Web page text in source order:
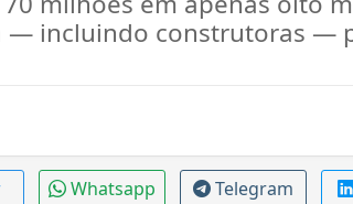
— incluindo construtoras —
Whatsapp Telegram